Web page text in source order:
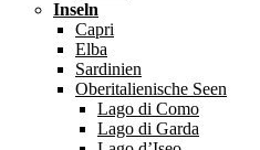
Inseln
Capri
Elba
Sardinien
Oberitalienische Seen
Lago di Como
Lago di Garda